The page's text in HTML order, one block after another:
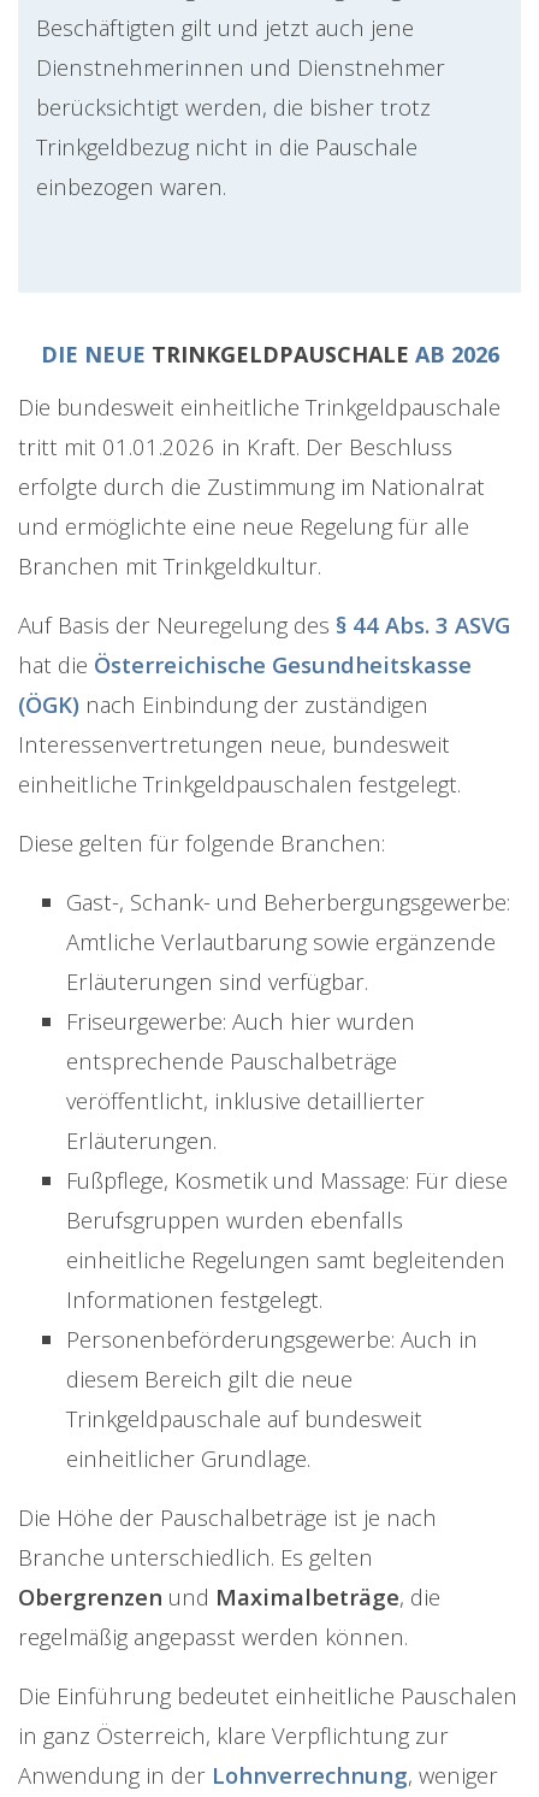
Beschäftigten gilt und jetzt auch jene
Dienstnehmerinnen und Dienstnehmer
berücksichtigt werden, die bisher trotz
Trinkgeldbezug nicht in die Pauschale
einbezogen waren.
DIE NEUE TRINKGELDPAUSCHALE AB 2026
Die bundesweit einheitliche Trinkgeldpauschale
tritt mit 01.01.2026 in Kraft. Der Beschluss
erfolgte durch die Zustimmung im Nationalrat
und ermöglichte eine neue Regelung für alle
Branchen mit Trinkgeldkultur.
Auf Basis der Neuregelung des § 44 Abs. 3 ASVG
hat die Österreichische Gesundheitskasse
(ÖGK) nach Einbindung der zuständigen
Interessenvertretungen neue, bundesweit
einheitliche Trinkgeldpauschalen festgelegt.
Diese gelten für folgende Branchen:
Gast-, Schank- und Beherbergungsgewerbe:
Amtliche Verlautbarung sowie ergänzende
Erläuterungen sind verfügbar.
Friseurgewerbe: Auch hier wurden
entsprechende Pauschalbeträge
veröffentlicht, inklusive detaillierter
Erläuterungen.
Fußpflege, Kosmetik und Massage: Für diese
Berufsgruppen wurden ebenfalls
einheitliche Regelungen samt begleitenden
Informationen festgelegt.
Personenbeförderungsgewerbe: Auch in
diesem Bereich gilt die neue
Trinkgeldpauschale auf bundesweit
einheitlicher Grundlage.
Die Höhe der Pauschalbeträge ist je nach
Branche unterschiedlich. Es gelten
Obergrenzen und Maximalbeträge, die
regelmäßig angepasst werden können.
Die Einführung bedeutet einheitliche Pauschalen
in ganz Österreich, klare Verpflichtung zur
Anwendung in der Lohnverrechnung, weniger